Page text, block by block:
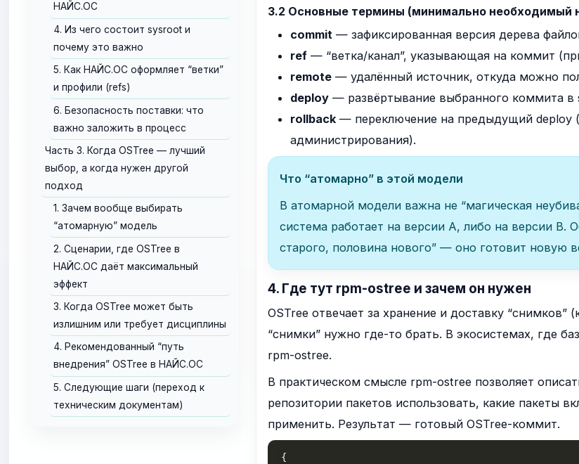
НАЙС.ОС
4. Из чего состоит sysroot и
почему это важно
5. Как НАЙС.ОС оформляет “ветки”
и профили (refs)
6. Безопасность поставки: что
важно заложить в процесс
Часть 3. Когда OSTree — лучший
выбор, а когда нужен другой
подход
1. Зачем вообще выбирать
“атомарную” модель
2. Сценарии, где OSTree в
НАЙС.ОС даёт максимальный
эффект
3. Когда OSTree может быть
излишним или требует дисциплины
4. Рекомендованный “путь
внедрения” OSTree в НАЙС.ОС
5. Следующие шаги (переход к
техническим документам)
3.2 Основные термины (минимально необходимый
commit— зафиксированная версия дерева
ref— “ветка/канал”, указывающая на коммит
remote— удалённый источник, откуда можно
deploy— развёртывание выбранного коммита в
rollback— переключение на предыдущий deploy
администрирования).
Что “атомарно” в этой модели
В атомарной модели важна не “магическая
система работает на версии A, либо на версии B.
старого, половина нового” — оно готовит новую
4. Где тут rpm-ostree и зачем он нужен
OSTree отвечает за хранение и доставку
“снимки” нужно где-то брать. В экосистемах, где
rpm-ostree.
В практическом смысле rpm-ostreeпозволяет
репозитории пакетов использовать, какие пакеты
применить. Результат — готовый OSTree-коммит.
{